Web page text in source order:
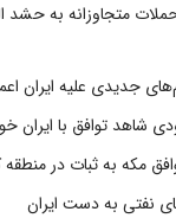
متجاوزانه به حشد
جدیدی علیه ایران
توافق با ایران
مکه به ثبات در